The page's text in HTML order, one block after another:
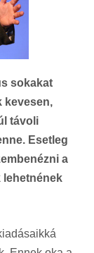
sokakat
kevesen,
távoli
Esetleg
a
lehetnének